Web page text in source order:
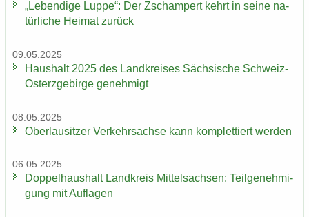
„Le­ben­di­ge Luppe“: Der Zscham­pert kehrt in seine na­
tür­li­che Hei­mat zu­rück
09.05.2025
Haus­halt 2025 des Land­krei­ses Säch­si­sche Schweiz-​
Osterzgebirge ge­neh­migt
08.05.2025
Ober­lau­sit­zer Ver­kehrs­ach­se kann kom­plet­tiert wer­den
06.05.2025
Dop­pel­haus­halt Land­kreis Mit­tel­sach­sen: Teil­ge­neh­mi­
gung mit Auf­la­gen